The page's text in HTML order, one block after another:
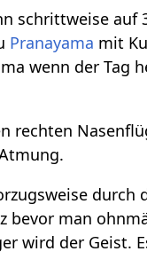
schrittweise auf
Pranayama mit
wenn der Tag
rechten
bevor man
wird der Geist.